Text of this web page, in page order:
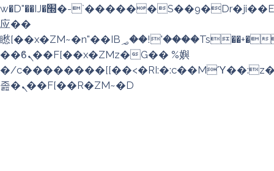
w�D"��IJ�׭�-`������S��9�Dr�ji��EJ߅��gJ�
应��
矁[��x�ZM~�n"��IB؃��!'����Тѕ��+��(m��IK�ʭ�/|
��ϐܢ��F[��x�ZMz�G�� %嬩
�/
졾�ܢ��F[��R�ZM~�D